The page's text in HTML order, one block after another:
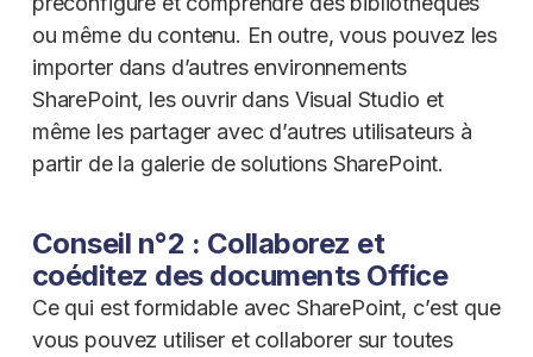
ou même du contenu. En outre, vous pouvez les
importer dans d’autres environnements
SharePoint, les ouvrir dans Visual Studio et
même les partager avec d’autres utilisateurs à
partir de la galerie de solutions SharePoint.
Conseil n°2 : Collaborez et
coéditez des documents Office
Ce qui est formidable avec SharePoint, c’est que
vous pouvez utiliser et collaborer sur toutes